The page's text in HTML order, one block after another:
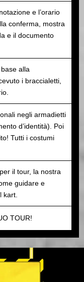
e l’orario
conferma, mostra
e il documento
alla
i braccialetti,
negli armadietti
d’identità). Poi
Tutti i costumi
il tour, la nostra
guidare e
kart.
TOUR!